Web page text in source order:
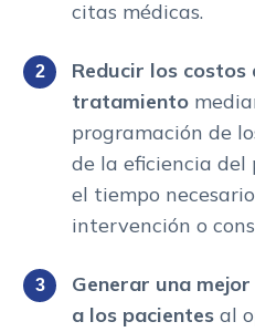
citas médicas.
Reducir los costos
tratamiento
programación de
de la eficiencia del
el tiempo
intervención o
Generar una
a los pacientes al